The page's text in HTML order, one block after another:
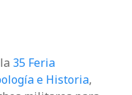
35 Feria
e Historia,